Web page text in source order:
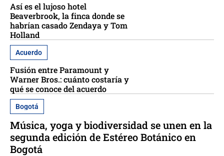
Así es el lujoso hotel
Beaverbrook, la finca donde se
habrían casado Zendaya y Tom
Holland
Acuerdo
Fusión entre Paramount y
Warner Bros.: cuánto costaría y
qué se conoce del acuerdo
Bogotá
Música, yoga y biodiversidad se unen en la
segunda edición de Estéreo Botánico en
Bogotá